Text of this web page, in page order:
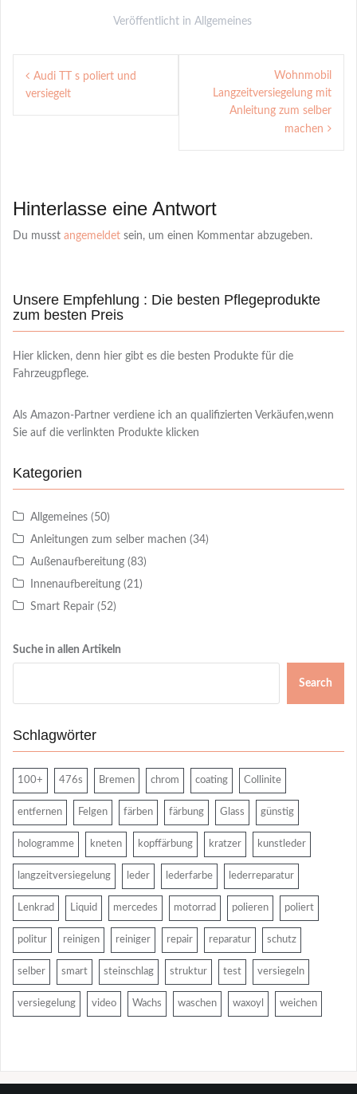
Veröffentlicht in Allgemeines
Post
navigation
Audi TT s poliert und
versiegelt
Wohnmobil
Langzeitversiegelung mit
Anleitung zum selber
machen
Hinterlasse eine Antwort
Du musst angemeldet sein, um einen Kommentar abzugeben.
Unsere Empfehlung : Die besten Pflegeprodukte
zum besten Preis
Hier klicken, denn hier gibt es die besten Produkte für die
Fahrzeugpflege.
Als Amazon-Partner verdiene ich an qualifizierten Verkäufen,wenn
Sie auf die verlinkten Produkte klicken
Kategorien
Allgemeines (50)
Anleitungen zum selber machen (34)
Außenaufbereitung (83)
Innenaufbereitung (21)
Smart Repair (52)
Suche in allen Artikeln
Search
Schlagwörter
100+ 476s Bremen chrom coating Collinite
entfernen Felgen färben färbung Glass günstig
hologramme kneten kopffärbung kratzer kunstleder
langzeitversiegelung leder lederfarbe lederreparatur
Lenkrad Liquid mercedes motorrad polieren poliert
politur reinigen reiniger repair reparatur schutz
selber smart steinschlag struktur test versiegeln
versiegelung video Wachs waschen waxoyl weichen